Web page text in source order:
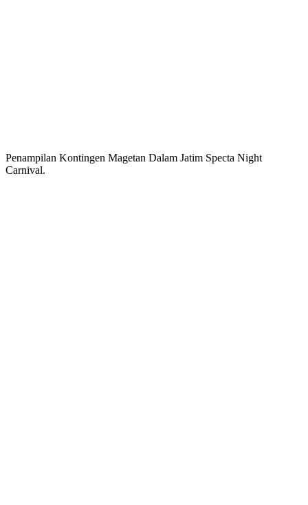
Penampilan Kontingen Magetan Dalam Jatim Specta Night
Carnival.